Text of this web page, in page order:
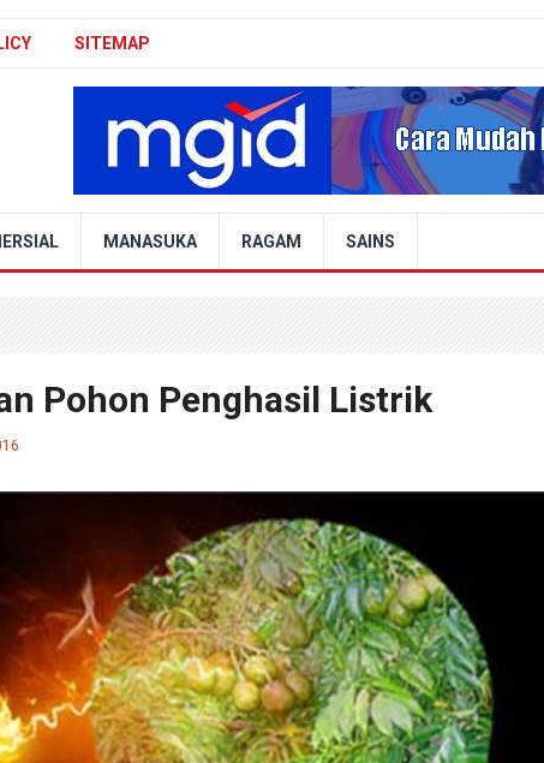
SITEMAP
MANASUKA RAGAM SAINS
Pohon Penghasil Listrik